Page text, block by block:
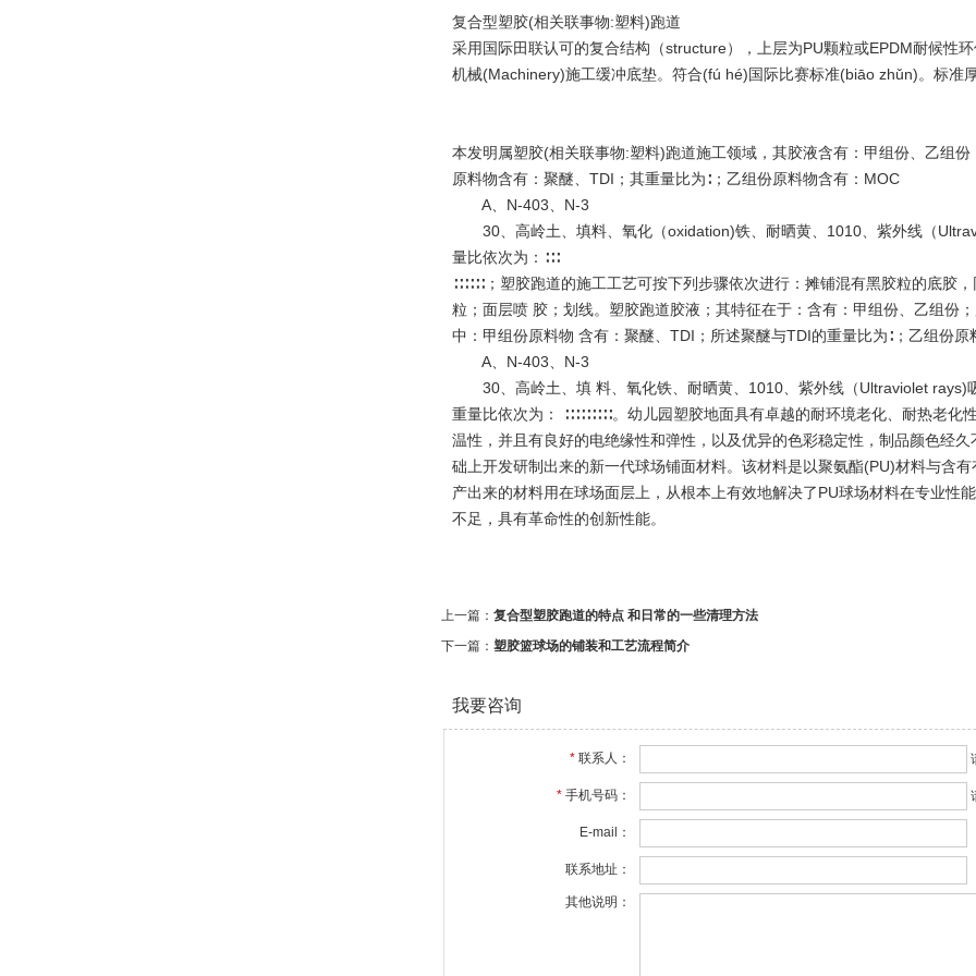
复合型塑胶(相关联事物:塑料)跑道
采用国际田联认可的复合结构（structure），上层为PU颗粒或EPDM耐候性
机械(Machinery)施工缓冲底垫。符合(fú hé)国际比赛标准(biāo zhǔn)。标准
本发明属塑胶(相关联事物:塑料)跑道施工领域，其胶液含有：甲组份、乙组
原料物含有：聚醚、TDI；其重量比为∶；乙组份原料物含有：MOC
A、N-403、N-3
30、高岭土、填料、氧化（oxidation)铁、耐晒黄、1010、紫外线（
量比依次为：∶∶∶
∶∶∶∶∶∶；塑胶跑道的施工工艺可按下列步骤依次进行：摊铺混有黑胶粒的底胶
粒；面层喷 胶；划线。塑胶跑道胶液；其特征在于：含有：甲组份、乙组份
中：甲组份原料物 含有：聚醚、TDI；所述聚醚与TDI的重量比为∶；乙组份原
A、N-403、N-3
30、高岭土、填 料、氧化铁、耐晒黄、1010、紫外线（Ultraviolet rays)
重量比依次为： ∶∶∶∶∶∶∶∶∶。幼儿园塑胶地面具有卓越的耐环境老化、耐热老
温性，并且有良好的电绝缘性和弹性，以及优异的色彩稳定性，制品颜色经
础上开发研制出来的新一代球场铺面材料。该材料是以聚氨酯(PU)材料与含
产出来的材料用在球场面层上，从根本上有效地解决了PU球场材料在专业性
不足，具有革命性的创新性能。
上一篇： 复合型塑胶跑道的特点 和日常的一些清理方法
下一篇： 塑胶篮球场的铺装和工艺流程简介
我要咨询
* 联系人：
* 手机号码：
E-mail：
联系地址：
其他说明：